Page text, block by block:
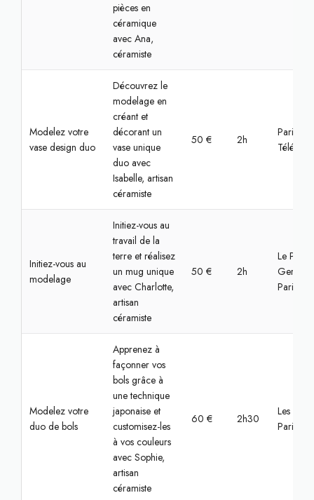
pièces en
céramique
avec Ana,
céramiste
Modelez votre
vase design duo
Découvrez le
modelage en
créant et
décorant un
vase unique
duo avec
Isabelle, artisan
céramiste
50 € 2h
Paris,
Initiez-vous au
modelage
Initiez-vous au
travail de la
terre et réalisez
un mug unique
avec Charlotte,
artisan
céramiste
50 € 2h
Le Pré-
Gervais,
Paris
Modelez votre
duo de bols
Apprenez à
façonner vos
bols grâce à
une technique
japonaise et
customisez-les
à vos couleurs
avec Sophie,
artisan
céramiste
60 € 2h30
Les Lilas,
Paris